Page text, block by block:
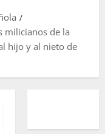
milicianos de la
hijo y al nieto de